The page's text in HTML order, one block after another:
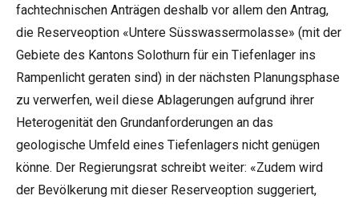
fachtechnischen Anträgen deshalb vor allem den Antrag,
die Reserveoption «Untere Süsswassermolasse» (mit der
Gebiete des Kantons Solothurn für ein Tiefenlager ins
Rampenlicht geraten sind) in der nächsten Planungsphase
zu verwerfen, weil diese Ablagerungen aufgrund ihrer
Heterogenität den Grundanforderungen an das
geologische Umfeld eines Tiefenlagers nicht genügen
könne. Der Regierungsrat schreibt weiter: «Zudem wird
der Bevölkerung mit dieser Reserveoption suggeriert,